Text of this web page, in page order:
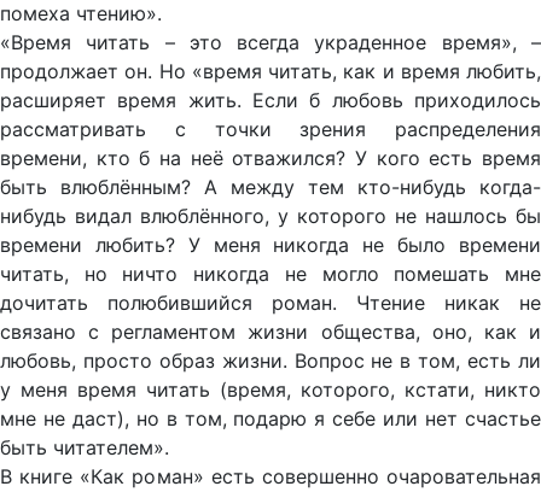
помеха чтению».
«Время читать – это всегда украденное время», –
продолжает он. Но «время читать, как и время любить,
расширяет время жить. Если б любовь приходилось
рассматривать с точки зрения распределения
времени, кто б на неё отважился? У кого есть время
быть влюблённым? А между тем кто-нибудь когда-
нибудь видал влюблённого, у которого не нашлось бы
времени любить? У меня никогда не было времени
читать, но ничто никогда не могло помешать мне
дочитать полюбившийся роман. Чтение никак не
связано с регламентом жизни общества, оно, как и
любовь, просто образ жизни. Вопрос не в том, есть ли
у меня время читать (время, которого, кстати, никто
мне не даст), но в том, подарю я себе или нет счастье
быть читателем».
В книге «Как роман» есть совершенно очаровательная